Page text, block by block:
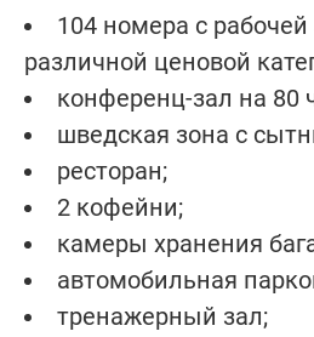
104 номера с рабочей
различной ценовой
конференц-зал на 80
шведская зона с
ресторан;
2 кофейни;
камеры хранения
автомобильная
тренажерный зал;